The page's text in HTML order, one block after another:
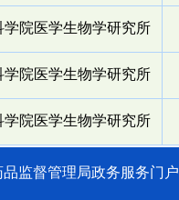
学院医学生物学研究所
学院医学生物学研究所
学院医学生物学研究所
品监督管理局政务服务门户